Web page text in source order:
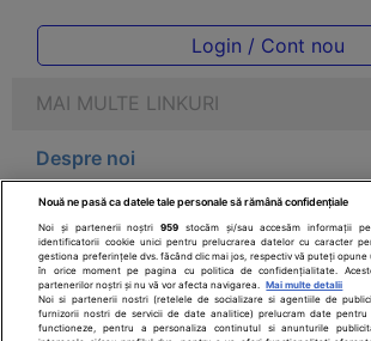
Login / Cont nou
MAI MULTE LINKURI
Despre noi
Legal
Drepturile consumatorului
Parteneri
Nouă ne pasă ca datele tale personale să rămână confidențiale
Noi și partenerii noștri959 stocăm și/sau accesăm informații
identificatorii cookie unici pentru prelucrarea datelor cu caracter
gestiona preferințele dvs. făcând clic mai jos, respectiv vă puteți
în orice moment pe pagina cu politica de confidențialitate.
partenerilor noștri și nu vă vor afecta navigarea.
Mai multe detalii
Noi si partenerii nostri (retelele de socializare si agentiile de
furnizorii nostri de servicii de date analitice) prelucram date
functioneze, pentru a personaliza continutul si anunturile